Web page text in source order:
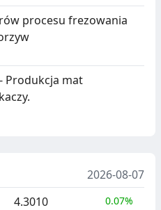
procesu frezowania
Produkcja mat
2026-08-07
4.3010 0.07%